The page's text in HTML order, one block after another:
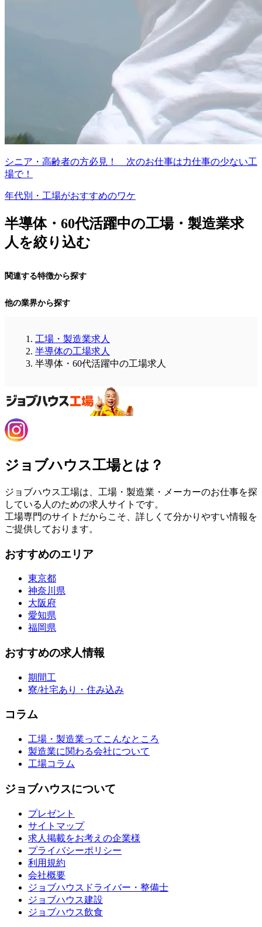
シニア・高齢者の方必見！ 次のお仕事は力仕事の少ない工
場で！
年代別・工場がおすすめのワケ
半導体・60代活躍中の工場・製造業求
人を絞り込む
関連する特徴から探す
他の業界から探す
工場・製造業求人
半導体の工場求人
半導体・60代活躍中の工場求人
ジョブハウス工場とは？
ジョブハウス工場は、工場・製造業・メーカーのお仕事を探
している人のための求人サイトです。
工場専門のサイトだからこそ、詳しくて分かりやすい情報を
ご提供しております。
おすすめのエリア
東京都
神奈川県
大阪府
愛知県
福岡県
おすすめの求人情報
期間工
寮/社宅あり・住み込み
コラム
工場・製造業ってこんなところ
製造業に関わる会社について
工場コラム
ジョブハウスについて
プレゼント
サイトマップ
求人掲載をお考えの企業様
プライバシーポリシー
利用規約
会社概要
ジョブハウスドライバー・整備士
ジョブハウス建設
ジョブハウス飲食